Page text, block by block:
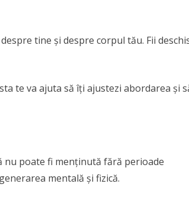
tine și despre corpul tău. Fii
te va ajuta să îți ajustezi abordarea și
poate fi menținută fără perioade
mentală și fizică.